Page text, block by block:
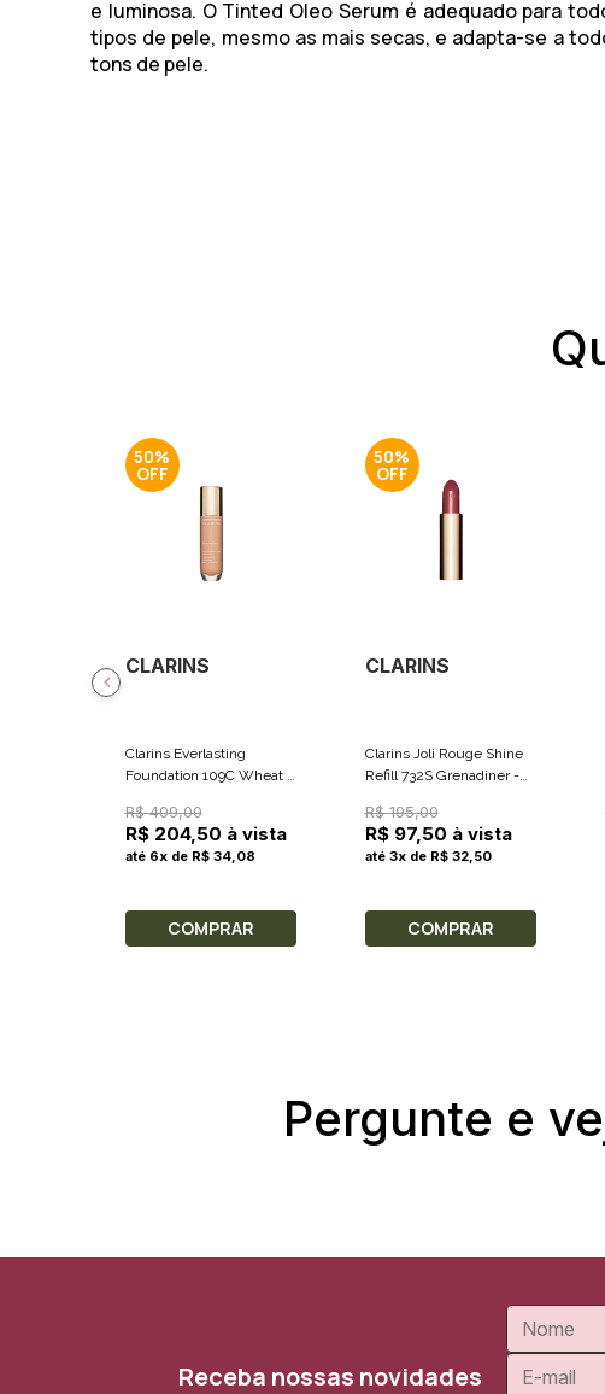
e luminosa. O Tinted Oleo Serum é adequado para
tipos de pele, mesmo as mais secas, e adapta-se a
tons de pele.
50%
CLARINS
Clarins Everlasting
Foundation 109C Wheat -
R$ 409,00
R$ 204,50 à vista
até 6x de R$ 34,08
COMPRAR
50%
CLARINS
Clarins Joli Rouge Shine
Refill 732S Grenadiner -
R$ 195,00
R$ 97,50 à vista
até 3x de R$ 32,50
COMPRAR
Pergunte e
Receba nossas novidades